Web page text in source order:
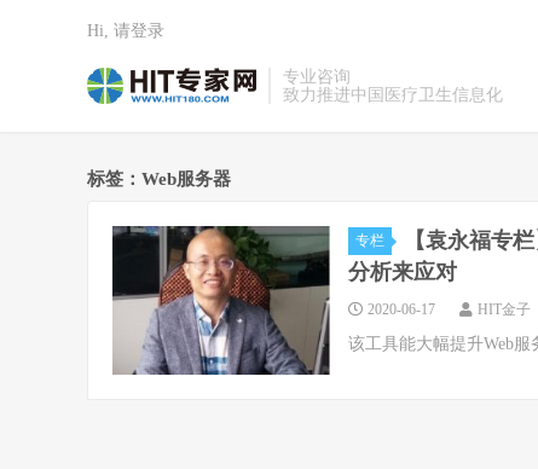
专业咨询
致力推进中国医疗卫生信息化
Hi, 请登录
标签：Web服务器
专栏
【袁永福专
分析来应对
2020-06-17 HIT金子
该工具能大幅提升Web服